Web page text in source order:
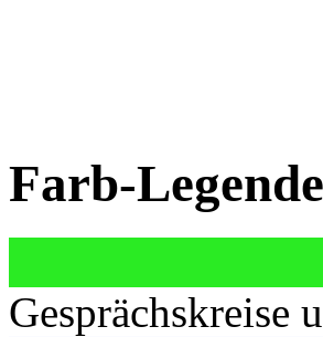
Farb-
Gesprächskreise